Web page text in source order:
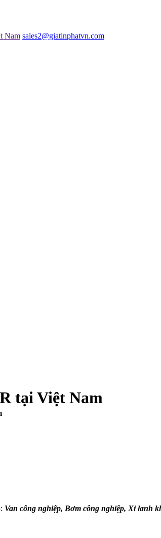
Nam sales2@giatinphatvn.com
tại Việt Nam
Van công nghiệp, Bơm công nghiệp, Xi lanh